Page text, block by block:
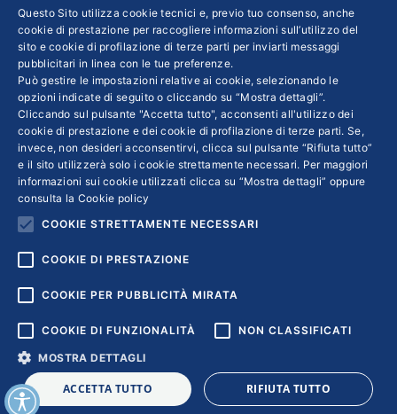
Cultura ,Esteri DiSILVIA TARTAMELLA
21 Dicembre 2020
Nato dalla fantasia dell’imprenditore Paolo
Errico e pubblicato da Grafiche AZ, l’opera
narra le avventure di un gruppo di lucciole
messe in pericolo dal misterioso EnergOn. Il
ricavato sarà devoluto ad Hanuman, onlus
veronese attiva da quasi vent’anni nel paese
asiatico con progetti di scolarizzazione e
protezione dell’infanzia
Copyright © 2018 | Confindustria Servizi S.p.a. Partita iva
01007261009
Questo Sito utilizza cookie tecnici e, previo tuo consenso, anche
cookie di prestazione per raccogliere informazioni sull’utilizzo del
sito e cookie di profilazione di terze parti per inviarti messaggi
pubblicitari in linea con le tue preferenze.
Può gestire le impostazioni relative ai cookie, selezionando le
opzioni indicate di seguito o cliccando su “Mostra dettagli”.
Cliccando sul pulsante "Accetta tutto", acconsenti all'utilizzo dei
cookie di prestazione e dei cookie di profilazione di terze parti. Se,
invece, non desideri acconsentirvi, clicca sul pulsante “Rifiuta tutto”
e il sito utilizzerà solo i cookie strettamente necessari. Per maggiori
informazioni sui cookie utilizzati clicca su “Mostra dettagli” oppure
consulta la Cookie policy
COOKIE STRETTAMENTE NECESSARI
COOKIE DI PRESTAZIONE
COOKIE PER PUBBLICITÀ MIRATA
COOKIE DI FUNZIONALITÀ NON CLASSIFICATI
MOSTRA DETTAGLI
ACCETTA TUTTO RIFIUTA TUTTO